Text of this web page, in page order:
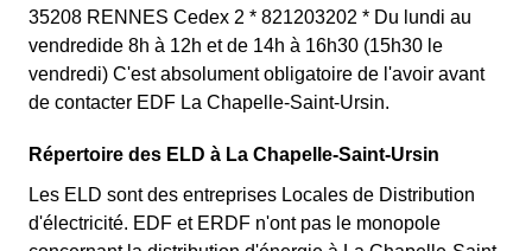
35208 RENNES Cedex 2 * 821203202 * Du lundi au
vendredide 8h à 12h et de 14h à 16h30 (15h30 le
vendredi) C'est absolument obligatoire de l'avoir avant
de contacter EDF La Chapelle-Saint-Ursin.
Répertoire des ELD à La Chapelle-Saint-Ursin
Les ELD sont des entreprises Locales de Distribution
d'électricité. EDF et ERDF n'ont pas le monopole